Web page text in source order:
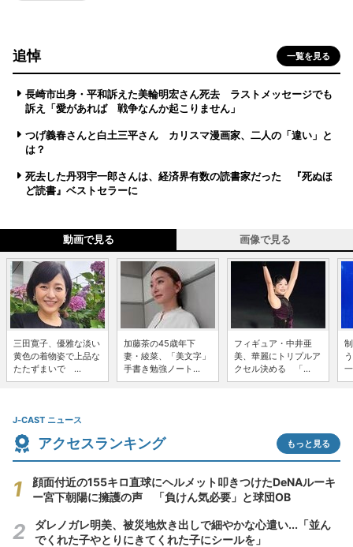
追悼 一覧を見る
長崎市出身・平和訴えた美輪明宏さん死去 ラストメッセージでも
訴え「愛があれば 戦争なんか起こりません」
つげ義春さんと白土三平さん カリスマ漫画家、二人の「違い」と
は？
死去した丹羽宇一郎さんは、経済界有数の読書家だった 『死ぬほ
ど読書』ベストセラーに
動画で見る 画像で見る
三田寛子、優雅な淡い
黄色の着物姿で上品な
たたずまいで ...
加藤茶の45歳年下
妻・綾菜、「美文字」
手書き勉強ノート...
フィギュア・中井亜
美、華麗にトリプルア
クセル決める 「...
J-CAST ニュース
アクセスランキング もっと見る
顔面付近の155キロ直球にヘルメット叩きつけたDeNAルーキ
ー宮下朝陽に擁護の声 「負けん気必要」と球団OB
ダレノガレ明美、被災地炊き出しで細やかな心遣い...「並ん
でくれた子やとりにきてくれた子にシールを」